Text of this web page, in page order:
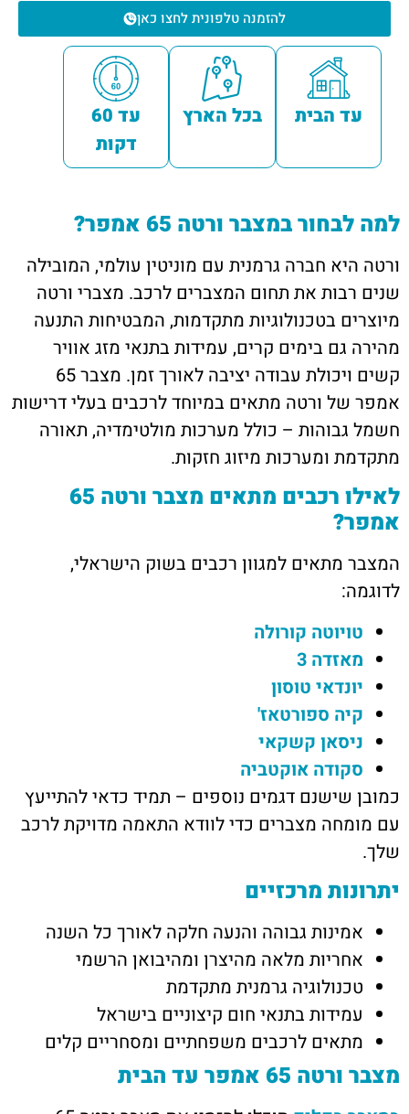
להזמנה טלפונית לחצו כאן
עד הבית בכל הארץ
עד 60
דקות
למה לבחור במצבר ורטה 65 אמפר?
ורטה היא חברה גרמנית עם מוניטין עולמי, המובילה
שנים רבות את תחום המצברים לרכב. מצברי ורטה
מיוצרים בטכנולוגיות מתקדמות, המבטיחות התנעה
מהירה גם בימים קרים, עמידות בתנאי מזג אוויר
קשים ויכולת עבודה יציבה לאורך זמן. מצבר 65
אמפר של ורטה מתאים במיוחד לרכבים בעלי דרישות
חשמל גבוהות – כולל מערכות מולטימדיה, תאורה
מתקדמת ומערכות מיזוג חזקות.
לאילו רכבים מתאים מצבר ורטה 65
אמפר?
המצבר מתאים למגוון רכבים בשוק הישראלי,
לדוגמה:
טויוטה קורולה
מאזדה 3
יונדאי טוסון
קיה ספורטאז'
ניסאן קשקאי
סקודה אוקטביה
כמובן שישנם דגמים נוספים – תמיד כדאי להתייעץ
עם מומחה מצברים כדי לוודא התאמה מדויקת לרכב
שלך.
יתרונות מרכזיים
אמינות גבוהה והנעה חלקה לאורך כל השנה
אחריות מלאה מהיצרן ומהיבואן הרשמי
טכנולוגיה גרמנית מתקדמת
עמידות בתנאי חום קיצוניים בישראל
מתאים לרכבים משפחתיים ומסחריים קלים
מצבר ורטה 65 אמפר עד הבית